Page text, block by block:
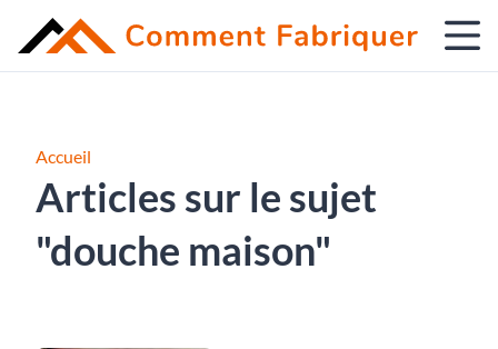
Accueil
Articles sur le sujet
"douche maison"